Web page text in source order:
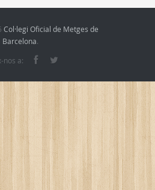
Col·legi Oficial de Metges de
Barcelona.
nos a: